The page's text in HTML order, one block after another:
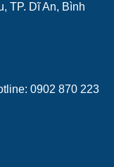
TP. Dĩ An, Bình
0902 870 223